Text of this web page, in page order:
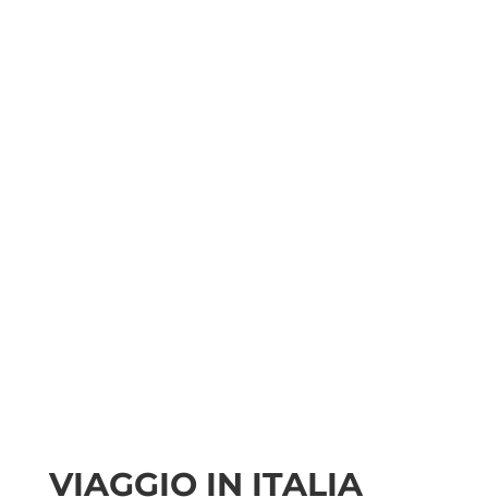
VIAGGIO IN ITALIA